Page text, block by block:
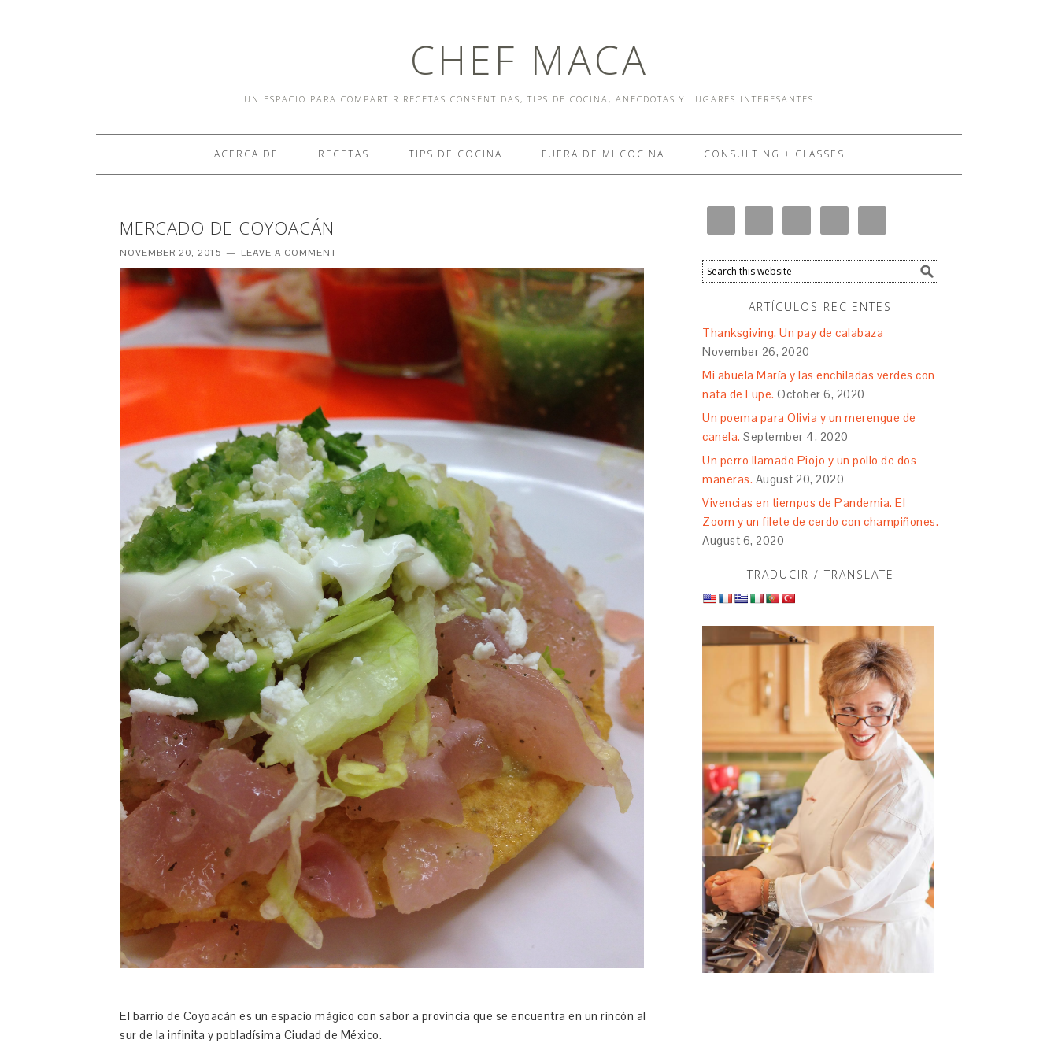
CHEF MACA
UN ESPACIO PARA COMPARTIR RECETAS CONSENTIDAS, TIPS DE COCINA, ANECDOTAS Y LUGARES INTERESANTES
ACERCA DE RECETAS TIPS DE COCINA FUERA DE MI COCINA CONSULTING + CLASSES
MERCADO DE COYOACÁN
NOVEMBER 20, 2015 LEAVE A COMMENT
El barrio de Coyoacán es un espacio mágico con sabor a provincia que se encuentra en un rincón al
sur de la infinita y pobladísima Ciudad de México.
ARTÍCULOS RECIENTES
Thanksgiving. Un pay de calabaza
November 26, 2020
Mi abuela María y las enchiladas verdes con
nata de Lupe. October 6, 2020
Un poema para Olivia y un merengue de
canela. September 4, 2020
Un perro llamado Piojo y un pollo de dos
maneras. August 20, 2020
Vivencias en tiempos de Pandemia. El
Zoom y un filete de cerdo con champiñones.
August 6, 2020
TRADUCIR / TRANSLATE